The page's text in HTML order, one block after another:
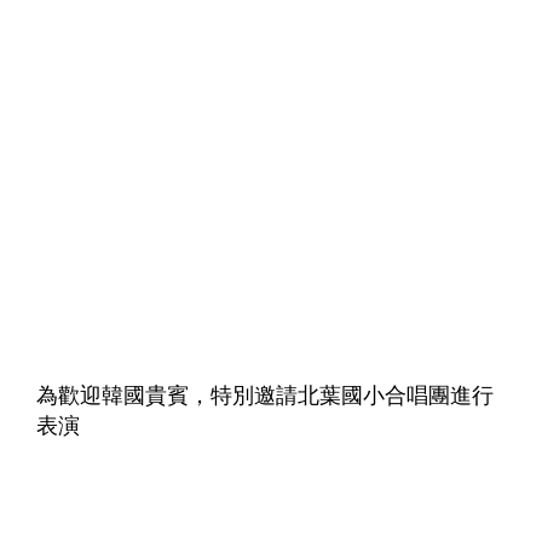
為歡迎韓國貴賓，特別邀請北葉國小合唱團進行
表演